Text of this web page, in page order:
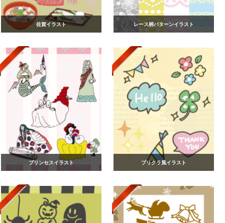
佐賀イラスト レース柄パターンイラスト
プリンセスイラスト プリクラ風イラスト